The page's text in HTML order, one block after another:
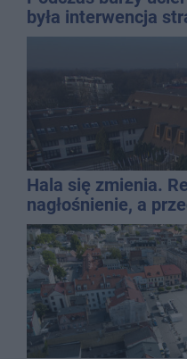
była interwencja
Hala się zmienia.
nagłośnienie, a
QEMETICA ARENA